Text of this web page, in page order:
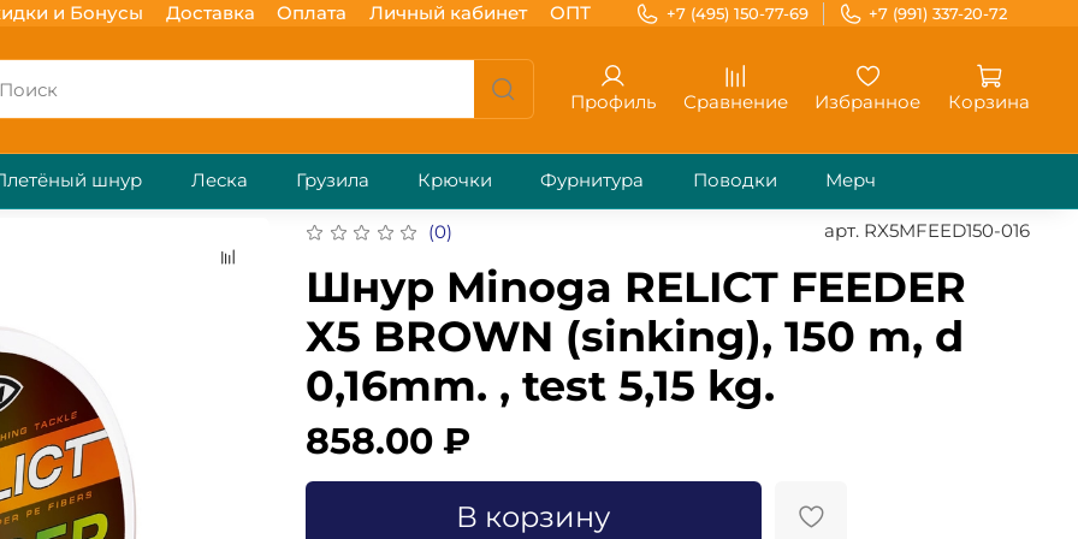
и Бонусы Доставка Оплата Личный кабинет ОПТ +7 (495) 150-77-69 +7 (991) 337-20-72
Профиль Сравнение Избранное Корзина
шнур Леска Грузила Крючки Фурнитура Поводки Мерч
(0) арт. RX5MFEED150-016
Шнур Minoga RELICT FEEDER
X5 BROWN (sinking), 150 m, d
0,16mm. , test 5,15 kg.
858.00 ₽
В корзину